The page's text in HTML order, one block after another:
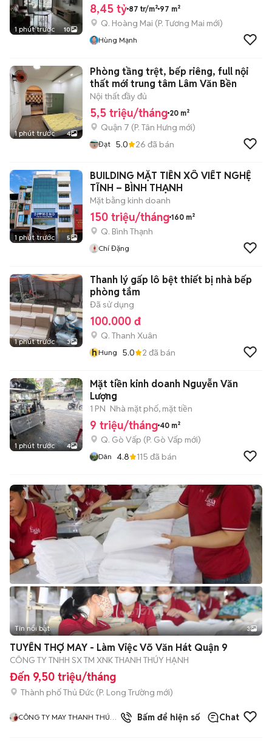
1 phút trước 10
8,45 tỷ 87 tr/m² 97 m²
Q. Hoàng Mai (P. Tương Mai mới)
Hùng Mạnh
1 phút trước 4
Phòng tầng trệt, bếp riêng, full nội
thất mới trung tâm Lâm Văn Bền
Nội thất đầy đủ
5,5 triệu/tháng 20 m²
Quận 7 (P. Tân Hưng mới)
Đạt 5.0 26 đã bán
1 phút trước 5
BUILDING MẶT TIỀN XÔ VIẾT NGHỆ
TĨNH – BÌNH THẠNH
Mặt bằng kinh doanh
150 triệu/tháng 160 m²
Q. Bình Thạnh
Chí Đặng
1 phút trước 3
Thanh lý gấp lô bệt thiết bị nhà bếp
phòng tắm
Đã sử dụng
100.000 đ
Q. Thanh Xuân
hHung 5.0 2 đã bán
1 phút trước 4
Mặt tiền kinh doanh Nguyễn Văn
Lượng
1 PN Nhà mặt phố, mặt tiền
9 triệu/tháng 40 m²
Q. Gò Vấp (P. Gò Vấp mới)
Dân 4.8 115 đã bán
Tin nổi bật 3
TUYỂN THỢ MAY - Làm Việc Võ Văn Hát Quận 9
CÔNG TY TNHH SX TM XNK THANH THÚY HẠNH
Đến 9,50 triệu/tháng
Thành phố Thủ Đức (P. Long Trường mới)
CÔNG TY MAY THANH THÚY
1đã bán
Bấm để hiện số Chat